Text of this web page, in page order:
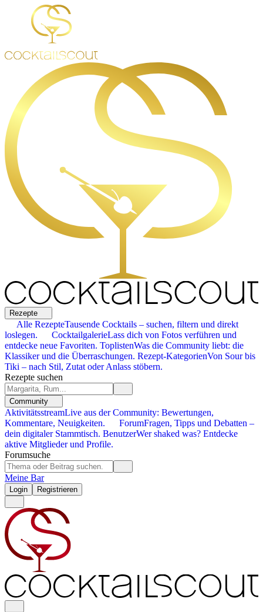
Rezepte
Alle RezepteTausende Cocktails – suchen, filtern und direkt
loslegen.
CocktailgalerieLass dich von Fotos verführen und
entdecke neue Favoriten. ToplistenWas die Community liebt: die
Klassiker und die Überraschungen. Rezept-KategorienVon Sour bis
Tiki – nach Stil, Zutat oder Anlass stöbern.
Rezepte suchen
Community
AktivitätsstreamLive aus der Community: Bewertungen,
Kommentare, Neuigkeiten.
ForumFragen, Tipps und Debatten –
dein digitaler Stammtisch. BenutzerWer shaked was? Entdecke
aktive Mitglieder und Profile.
Forumsuche
Meine Bar
Login Registrieren